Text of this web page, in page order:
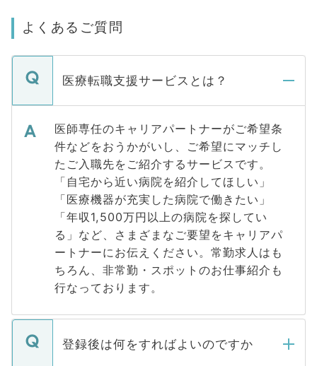
よくあるご質問
医療転職支援サービスとは？
医師専任のキャリアパートナーがご希望条
件などをおうかがいし、ご希望にマッチし
たご入職先をご紹介するサービスです。
「自宅から近い病院を紹介してほしい」
「医療機器が充実した病院で働きたい」
「年収1,500万円以上の病院を探してい
る」など、さまざまなご要望をキャリアパ
ートナーにお伝えください。常勤求人はも
ちろん、非常勤・スポットのお仕事紹介も
行なっております。
登録後は何をすればよいのですか